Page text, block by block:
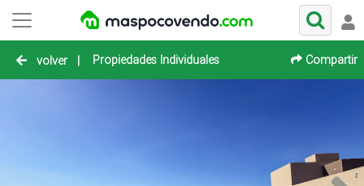
volver | Propiedades Individuales Compartir